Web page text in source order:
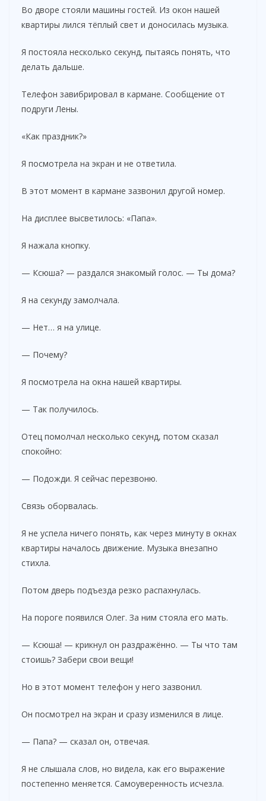
Во дворе стояли машины гостей. Из окон нашей
квартиры лился тёплый свет и доносилась музыка.
Я постояла несколько секунд, пытаясь понять, что
делать дальше.
Телефон завибрировал в кармане. Сообщение от
подруги Лены.
«Как праздник?»
Я посмотрела на экран и не ответила.
В этот момент в кармане зазвонил другой номер.
На дисплее высветилось: «Папа».
Я нажала кнопку.
— Ксюша? — раздался знакомый голос. — Ты дома?
Я на секунду замолчала.
— Нет… я на улице.
— Почему?
Я посмотрела на окна нашей квартиры.
— Так получилось.
Отец помолчал несколько секунд, потом сказал
спокойно:
— Подожди. Я сейчас перезвоню.
Связь оборвалась.
Я не успела ничего понять, как через минуту в окнах
квартиры началось движение. Музыка внезапно
стихла.
Потом дверь подъезда резко распахнулась.
На пороге появился Олег. За ним стояла его мать.
— Ксюша! — крикнул он раздражённо. — Ты что там
стоишь? Забери свои вещи!
Но в этот момент телефон у него зазвонил.
Он посмотрел на экран и сразу изменился в лице.
— Папа? — сказал он, отвечая.
Я не слышала слов, но видела, как его выражение
постепенно меняется. Самоуверенность исчезла.